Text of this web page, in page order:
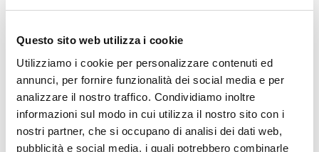
Questo sito web utilizza i cookie
Utilizziamo i cookie per personalizzare contenuti ed
annunci, per fornire funzionalità dei social media e per
analizzare il nostro traffico. Condividiamo inoltre
informazioni sul modo in cui utilizza il nostro sito con i
nostri partner, che si occupano di analisi dei dati web,
pubblicità e social media, i quali potrebbero combinarle
cose". E questo vale per tutti, non solo per chi porta
ci si ferma, si guida il gruppo. La leadership non è un
privilegio di pochi — è un'esperienza che tutti possono
attraversare. E tutti provano, nessuno resta fuori. È in
questo spazio che accade qualcosa di raro: giovani spesso
raccontati attraverso le loro mancanze diventano autori,